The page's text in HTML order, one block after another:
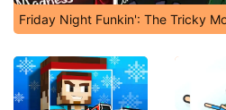
Friday Night Funkin': The Tricky